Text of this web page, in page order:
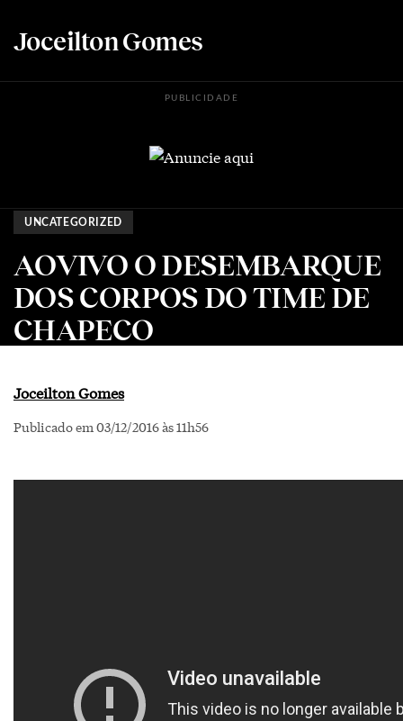
Joceilton Gomes
PUBLICIDADE
UNCATEGORIZED
AOVIVO O DESEMBARQUE
DOS CORPOS DO TIME DE
CHAPECO
Joceilton Gomes
Publicado em 03/12/2016 às 11h56